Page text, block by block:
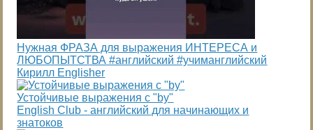
Нужная ФРАЗА для выражения ИНТЕРЕСА и
ЛЮБОПЫТСТВА #английский #учиманглийский
Кирилл Englisher
Устойчивые выражения с "by"
English Club - английский для начинающих и
знатоков